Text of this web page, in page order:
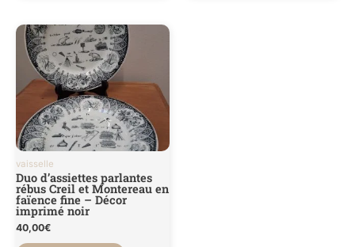
vaisselle
Duo d’assiettes parlantes
rébus Creil et Montereau en
faïence fine – Décor
imprimé noir
40,00€